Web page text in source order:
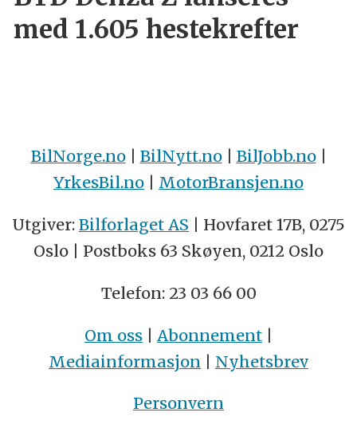
med 1.605 hestekrefter
BilNorge.no| BilNytt.no| BilJobb.no|
YrkesBil.no | MotorBransjen.no
Utgiver: Bilforlaget AS | Hovfaret 17B, 0275
Oslo | Postboks 63 Skøyen, 0212 Oslo
Telefon: 23 03 66 00
Om oss | Abonnement |
Mediainformasjon | Nyhetsbrev
Personvern